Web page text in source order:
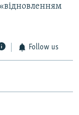
Follow us